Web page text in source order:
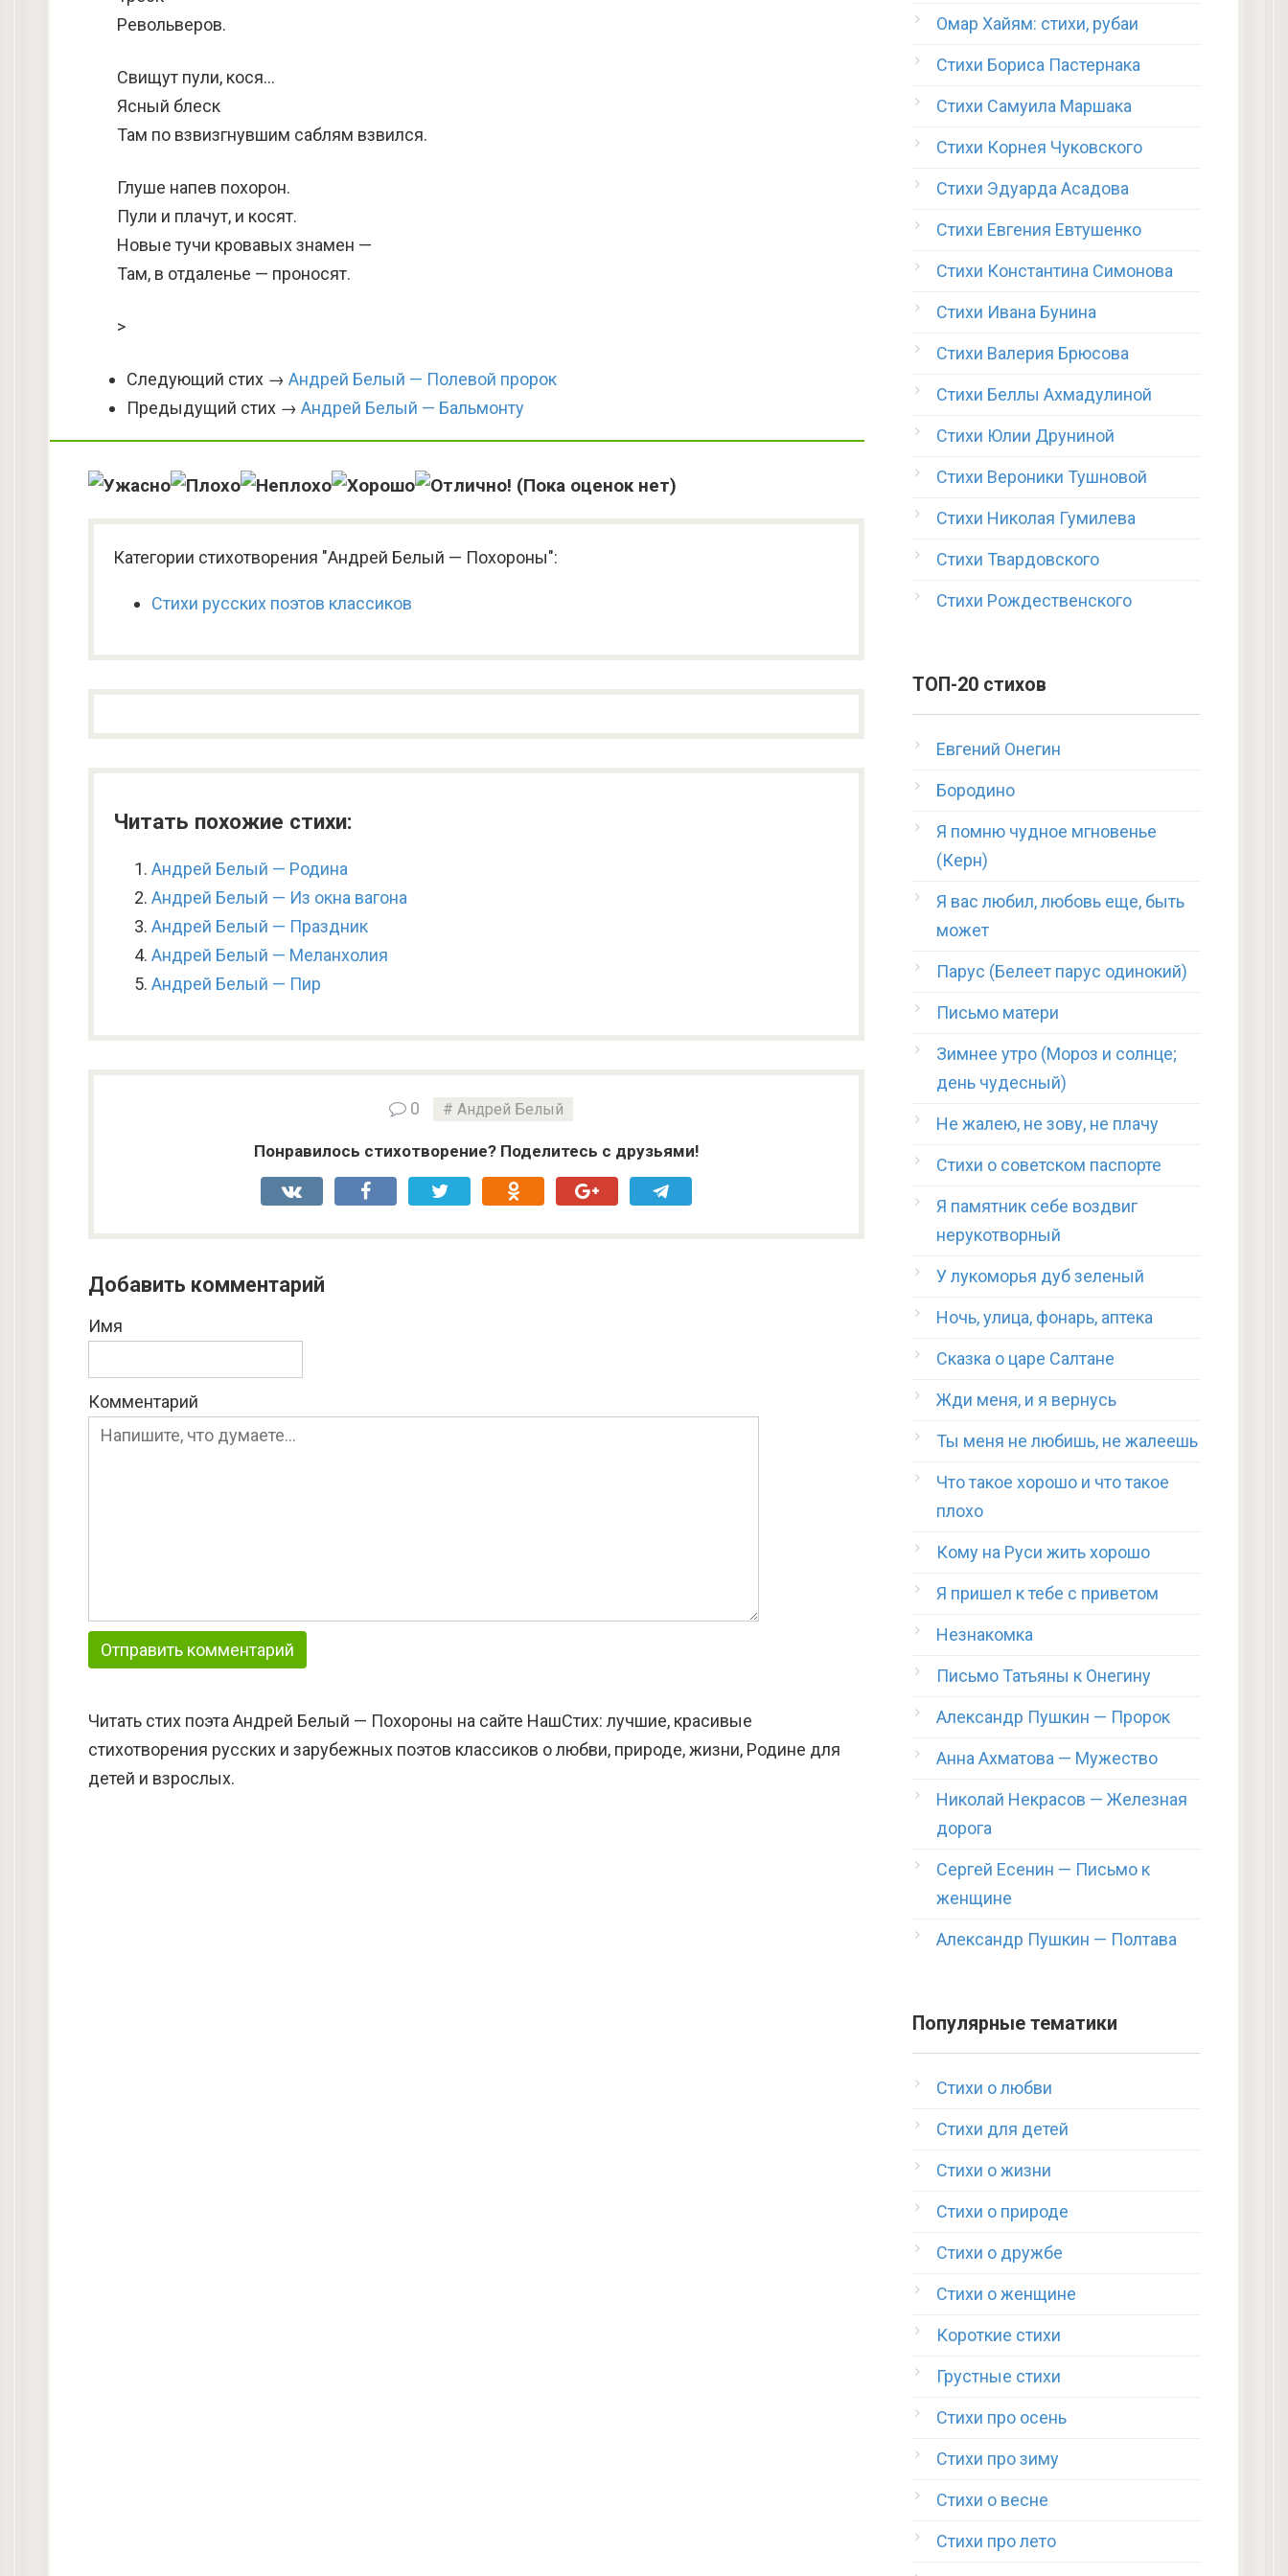
Револьверов.
Свищут пули, кося…
Ясный блеск
Там по взвизгнувшим саблям взвился.
Глуше напев похорон.
Пули и плачут, и косят.
Новые тучи кровавых знамен —
Там, в отдаленье — проносят.
>
Следующий стих → Андрей Белый — Полевой пророк
Предыдущий стих → Андрей Белый — Бальмонту
(Пока оценок нет)
Категории стихотворения "Андрей Белый — Похороны":
Стихи русских поэтов классиков
Читать похожие стихи:
Андрей Белый — Родина
Андрей Белый — Из окна вагона
Андрей Белый — Праздник
Андрей Белый — Меланхолия
Андрей Белый — Пир
0 Андрей Белый
Понравилось стихотворение? Поделитесь с друзьями!
Добавить комментарий
Имя
Комментарий
Читать стих поэта Андрей Белый — Похороны на сайте НашСтих: лучшие, красивые
стихотворения русских и зарубежных поэтов классиков о любви, природе, жизни, Родине для
детей и взрослых.
Омар Хайям: стихи, рубаи
Стихи Бориса Пастернака
Стихи Самуила Маршака
Стихи Корнея Чуковского
Стихи Эдуарда Асадова
Стихи Евгения Евтушенко
Стихи Константина Симонова
Стихи Ивана Бунина
Стихи Валерия Брюсова
Стихи Беллы Ахмадулиной
Стихи Юлии Друниной
Стихи Вероники Тушновой
Стихи Николая Гумилева
Стихи Твардовского
Стихи Рождественского
ТОП-20 стихов
Евгений Онегин
Бородино
Я помню чудное мгновенье
(Керн)
Я вас любил, любовь еще, быть
может
Парус (Белеет парус одинокий)
Письмо матери
Зимнее утро (Мороз и солнце;
день чудесный)
Не жалею, не зову, не плачу
Стихи о советском паспорте
Я памятник себе воздвиг
нерукотворный
У лукоморья дуб зеленый
Ночь, улица, фонарь, аптека
Сказка о царе Салтане
Жди меня, и я вернусь
Ты меня не любишь, не жалеешь
Что такое хорошо и что такое
плохо
Кому на Руси жить хорошо
Я пришел к тебе с приветом
Незнакомка
Письмо Татьяны к Онегину
Александр Пушкин — Пророк
Анна Ахматова — Мужество
Николай Некрасов — Железная
дорога
Сергей Есенин — Письмо к
женщине
Александр Пушкин — Полтава
Популярные тематики
Стихи о любви
Стихи для детей
Стихи о жизни
Стихи о природе
Стихи о дружбе
Стихи о женщине
Короткие стихи
Грустные стихи
Стихи про осень
Стихи про зиму
Стихи о весне
Стихи про лето